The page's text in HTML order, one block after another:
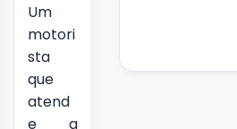
Um
motori
sta
que
atend
e a